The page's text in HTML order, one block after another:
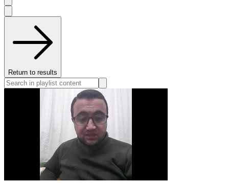
Return to results